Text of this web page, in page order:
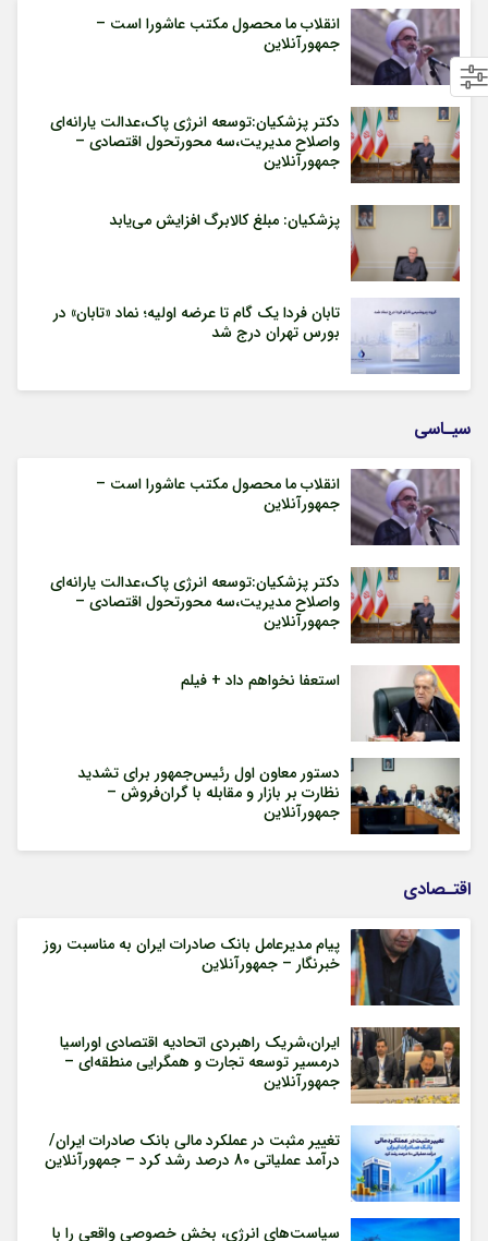
انقلاب ما محصول مکتب عاشورا است –
جمهورآنلاین
دکتر پزشکیان:توسعه انرژی پاک،عدالت یارانه‌ای
واصلاح مدیریت،سه محورتحول اقتصادی –
جمهورآنلاین
پزشکیان: مبلغ کالابرگ افزایش می‌یابد
تابان فردا یک گام تا عرضه اولیه؛ نماد «تابان» در
بورس تهران درج شد
سیـاسی
انقلاب ما محصول مکتب عاشورا است –
جمهورآنلاین
دکتر پزشکیان:توسعه انرژی پاک،عدالت یارانه‌ای
واصلاح مدیریت،سه محورتحول اقتصادی –
جمهورآنلاین
استعفا نخواهم داد + فیلم
دستور معاون اول رئیس‌جمهور برای تشدید
نظارت بر بازار و مقابله با گران‌فروش –
جمهورآنلاین
اقتـصادی
پیام مدیرعامل بانک صادرات ایران به مناسبت روز
خبرنگار – جمهورآنلاین
ایران،شریک راهبردی اتحادیه اقتصادی اوراسیا
درمسیر توسعه تجارت و همگرایی منطقه‌ای –
جمهورآنلاین
تغییر مثبت در عملکرد مالی بانک صادرات ایران/
درآمد عملیاتی 80 درصد رشد کرد – جمهورآنلاین
سیاست‌های انرژی، بخش خصوصی واقعی را با